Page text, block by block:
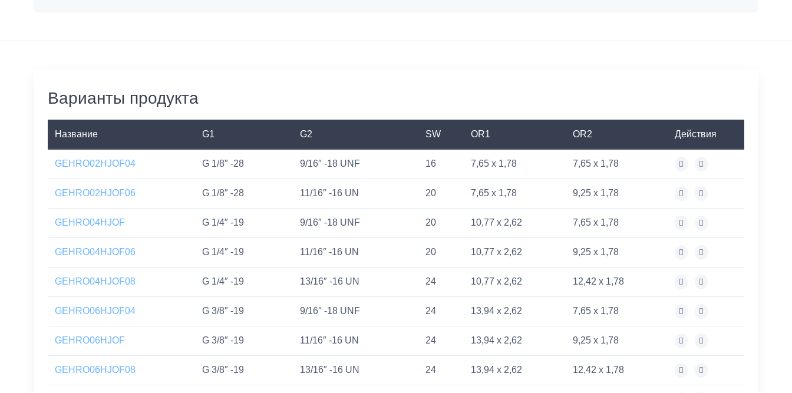
Варианты продукта
Название G1 G2 SW OR1 OR2 Действия
GEHRO02HJOF04 G 1/8″ -28 9/16″ -18 UNF 16 7,65 x 1,78 7,65 x 1,78
GEHRO02HJOF06 G 1/8″ -28 11/16″ -16 UN 20 7,65 x 1,78 9,25 x 1,78
GEHRO04HJOF G 1/4″ -19 9/16″ -18 UNF 20 10,77 x 2,62 7,65 x 1,78
GEHRO04HJOF06 G 1/4″ -19 11/16″ -16 UN 20 10,77 x 2,62 9,25 x 1,78
GEHRO04HJOF08 G 1/4″ -19 13/16″ -16 UN 24 10,77 x 2,62 12,42 x 1,78
GEHRO06HJOF04 G 3/8″ -19 9/16″ -18 UNF 24 13,94 x 2,62 7,65 x 1,78
GEHRO06HJOF G 3/8″ -19 11/16″ -16 UN 24 13,94 x 2,62 9,25 x 1,78
GEHRO06HJOF08 G 3/8″ -19 13/16″ -16 UN 24 13,94 x 2,62 12,42 x 1,78